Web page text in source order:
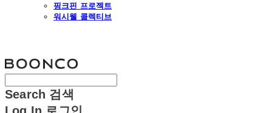
핑크핀 프로젝트
워시웰 콜렉티브
Search 검색